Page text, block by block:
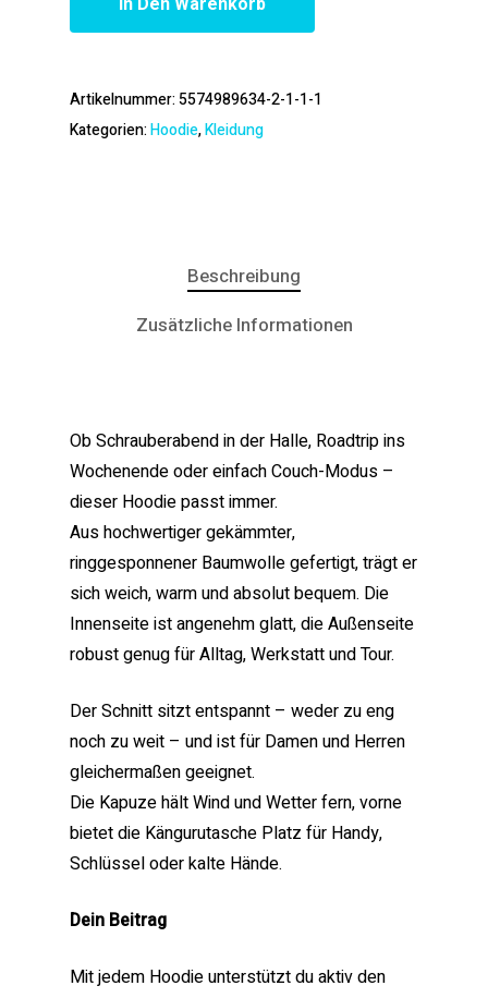
Artikelnummer:5574989634-2-1-1-1
Kategorien:Hoodie,Kleidung
Beschreibung
Zusätzliche Informationen
Ob Schrauberabend in der Halle, Roadtrip ins
Wochenende oder einfach Couch-Modus –
dieser Hoodie passt immer.
Aus hochwertiger gekämmter,
ringgesponnener Baumwolle gefertigt, trägt er
sich weich, warm und absolut bequem. Die
Innenseite ist angenehm glatt, die Außenseite
robust genug für Alltag, Werkstatt und Tour.
Der Schnitt sitzt entspannt – weder zu eng
noch zu weit – und ist für Damen und Herren
gleichermaßen geeignet.
Die Kapuze hält Wind und Wetter fern, vorne
bietet die Kängurutasche Platz für Handy,
Schlüssel oder kalte Hände.
Dein Beitrag
Mit jedem Hoodie unterstützt du aktiv den